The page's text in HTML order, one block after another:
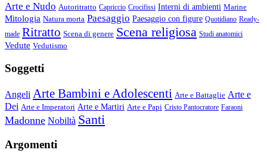
Arte e Nudo Autoritratto Capriccio Crocifissi Interni di ambienti Marine
Mitologia Natura morta Paesaggio Paesaggio con figure Quotidiano Ready-
made Ritratto Scena di genere Scena religiosa Studi anatomici
Vedute Vedutismo
Soggetti
Angeli Arte Bambini e Adolescenti Arte e Battaglie Arte e
Dei Arte e Imperatori Arte e Martiri Arte e Papi Cristo Pantocratore Faraoni
Madonne Nobiltà Santi
Argomenti